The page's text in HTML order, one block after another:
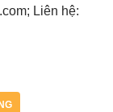
Liên hệ: